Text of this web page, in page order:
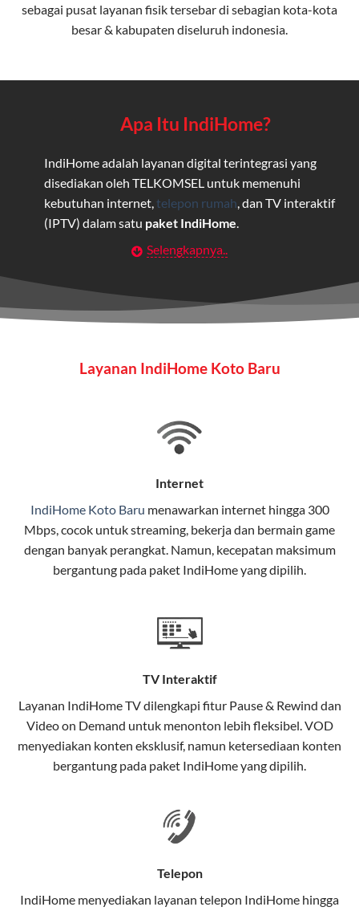
sebagai pusat layanan fisik tersebar di sebagian kota-kota
besar & kabupaten diseluruh indonesia.
Apa Itu IndiHome?
IndiHome adalah layanan digital terintegrasi yang
disediakan oleh TELKOMSEL untuk memenuhi
kebutuhan internet, telepon rumah , dan TV interaktif
(IPTV) dalam satu paket IndiHome
Layanan Wifi Indihome ini dirancang untuk
maupun individu yang membutuhkan konektivitas dan
hiburan berkualitas tinggi.
pengguna rumah dan bisnis.
stabil, dan memiliki berbagai pilihan paket IndiHome
Selain internet, layanan IndiHome juga mencakup TV
interaktif (IndiHome TV) dan telepon rumah dalam
satu paket.
Teknologi di Balik WiFi IndiHome
Wifi IndiHome menggunakan teknologi Fiber To The
menggunakan kabel serat optik hingga ke rumah
pelanggan. Teknologi ini memiliki beberapa
keunggulan:
Kecepatan Tinggi
dibandingkan kabel tembaga atau DSL.
elektromagnetik, sehingga koneksi tetap lancar.
Selengkapnya..
Layanan IndiHome Koto Baru
Internet
IndiHome Koto Baru menawarkan internethingga 300
Mbps, cocok untuk streaming, bekerja dan bermain game
dengan banyak perangkat. Namun, kecepatan maksimum
bergantung pada paket IndiHome yang dipilih.
TV Interaktif
Layanan IndiHome TVdilengkapi fitur Pause & Rewind dan
Video on Demand untuk menonton lebih fleksibel. VOD
menyediakan konten eksklusif, namun ketersediaan konten
bergantung pada paket IndiHome yang dipilih.
Telepon
IndiHome menyediakan layanan telepon IndiHome hingga